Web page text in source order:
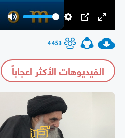
4453
الفيديوهات الأكثر اعجاباً